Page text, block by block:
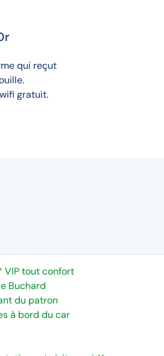
qui reçut
gratuit.
VIP tout confort
Buchard
du patron
à bord du car